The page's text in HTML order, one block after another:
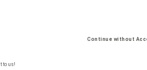
Continue without
to us!